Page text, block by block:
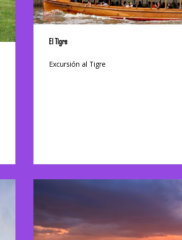
El Tigre
Excursión al Tigre